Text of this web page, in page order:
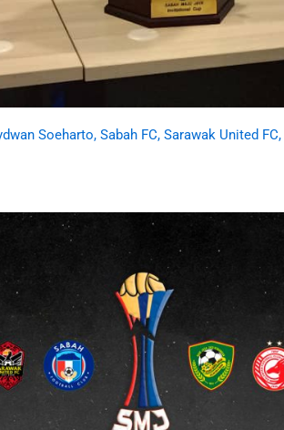
Soeharto, Sabah FC, Sarawak United FC,